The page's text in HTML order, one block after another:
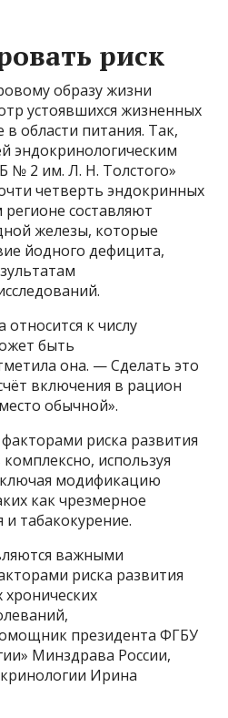
риск
образу жизни
устоявшихся жизненных
области питания. Так,
эндокринологическим
№ 2 им. Л. Н. Толстого»
четверть эндокринных
составляют
железы, которые
йодного дефицита,
к числу
быть
она. — Сделать это
включения в рацион
обычной».
риска развития
используя
модификацию
как чрезмерное
и табакокурение.
важными
риска развития
президента ФГБУ
Минздрава России,
Ирина